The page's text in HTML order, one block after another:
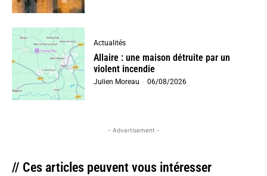
Actualités
Allaire : une maison détruite par un
violent incendie
Julien Moreau - 06/08/2026
- Advertisement -
// Ces articles peuvent vous intéresser